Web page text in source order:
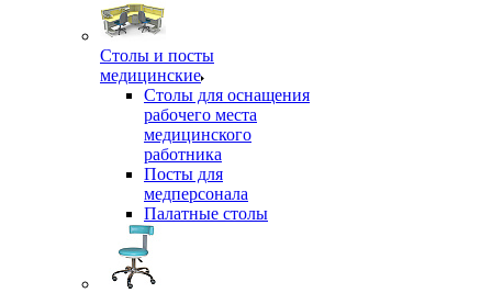
Столы и посты
медицинские
Столы для оснащения
рабочего места
медицинского
работника
Посты для
медперсонала
Палатные столы